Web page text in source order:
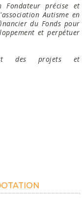
Fondateur précise et
Autisme en
du Fonds pour
et perpétuer
des projets et